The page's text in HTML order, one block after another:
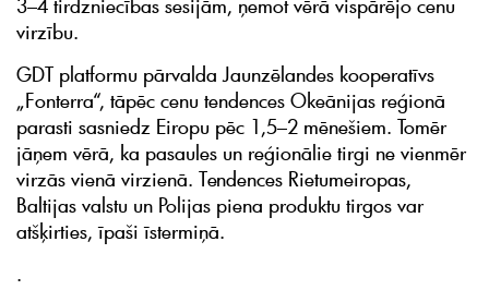
3–4 tirdzniecības sesijām, ņemot vērā vispārējo cenu
virzību.
GDT platformu pārvalda Jaunzēlandes kooperatīvs
„Fonterra“, tāpēc cenu tendences Okeānijas reģionā
parasti sasniedz Eiropu pēc 1,5–2 mēnešiem. Tomēr
jāņem vērā, ka pasaules un reģionālie tirgi ne vienmēr
virzās vienā virzienā. Tendences Rietumeiropas,
Baltijas valstu un Polijas piena produktu tirgos var
atšķirties, īpaši īstermiņā.
.